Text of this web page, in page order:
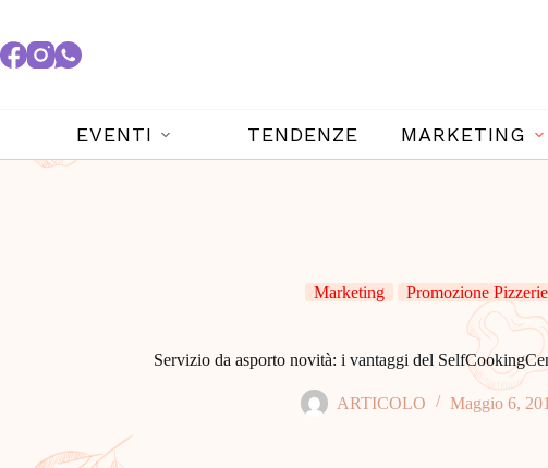
EVENTI TENDENZE MARKETING
Marketing Promozione Pizzerie
Servizio da asporto novità: i vantaggi del
ARTICOLO Maggio 6,